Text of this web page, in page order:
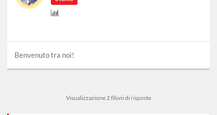
Benvenuto tra noi!
Visualizzazione 2 filoni di risposte